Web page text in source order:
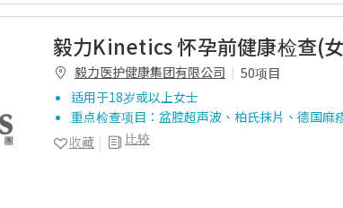
毅力Kinetics 怀孕前健康检查(
毅力医护健康集团有限公司
50项目
适用于18岁或以上女士
重点检查项目：盆腔超声波、柏氏抹片、德国麻
比较
收藏